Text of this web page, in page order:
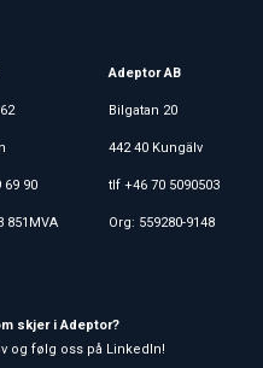
69 90
851MVA
Adeptor AB
Bilgatan 20
442 40 Kungälv
tlf +46 70 5090503
Org: 559280-9148
skjer i Adeptor?
og følg oss på LinkedIn!